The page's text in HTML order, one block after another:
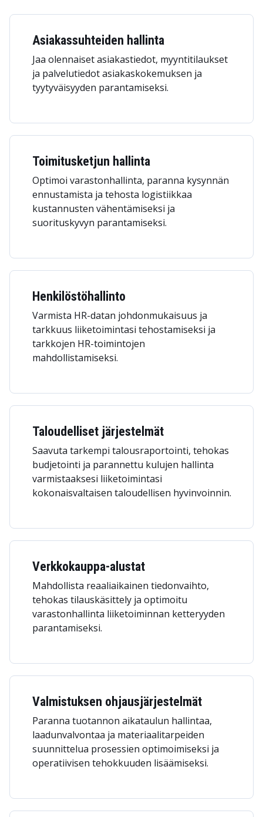
Asiakassuhteiden hallinta
Jaa olennaiset asiakastiedot, myyntitilaukset
ja palvelutiedot asiakaskokemuksen ja
tyytyväisyyden parantamiseksi.
Toimitusketjun hallinta
Optimoi varastonhallinta, paranna kysynnän
ennustamista ja tehosta logistiikkaa
kustannusten vähentämiseksi ja
suorituskyvyn parantamiseksi.
Henkilöstöhallinto
Varmista HR-datan johdonmukaisuus ja
tarkkuus liiketoimintasi tehostamiseksi ja
tarkkojen HR-toimintojen
mahdollistamiseksi.
Taloudelliset järjestelmät
Saavuta tarkempi talousraportointi, tehokas
budjetointi ja parannettu kulujen hallinta
varmistaaksesi liiketoimintasi
kokonaisvaltaisen taloudellisen hyvinvoinnin.
Verkkokauppa-alustat
Mahdollista reaaliaikainen tiedonvaihto,
tehokas tilauskäsittely ja optimoitu
varastonhallinta liiketoiminnan ketteryyden
parantamiseksi.
Valmistuksen ohjausjärjestelmät
Paranna tuotannon aikataulun hallintaa,
laadunvalvontaa ja materiaalitarpeiden
suunnittelua prosessien optimoimiseksi ja
operatiivisen tehokkuuden lisäämiseksi.